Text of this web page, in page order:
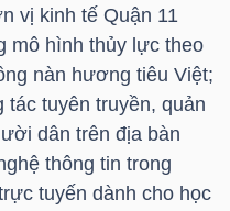
vị kinh tế Quận 11
mô hình thủy lực theo
nàn hương tiêu Việt;
tác tuyên truyền, quản
dân trên địa bàn
thông tin trong
tuyến dành cho học